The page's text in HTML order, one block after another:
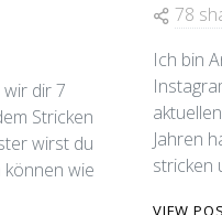
dir 7
Stricken
wirst du
wie
78
Ich bin
Jahren
stricken
VIEW